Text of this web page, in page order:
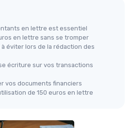
en lettre est essentiel
en lettre sans se tromper
éviter lors de la rédaction des
écriture sur vos transactions
vos documents financiers
de 150 euros en lettre